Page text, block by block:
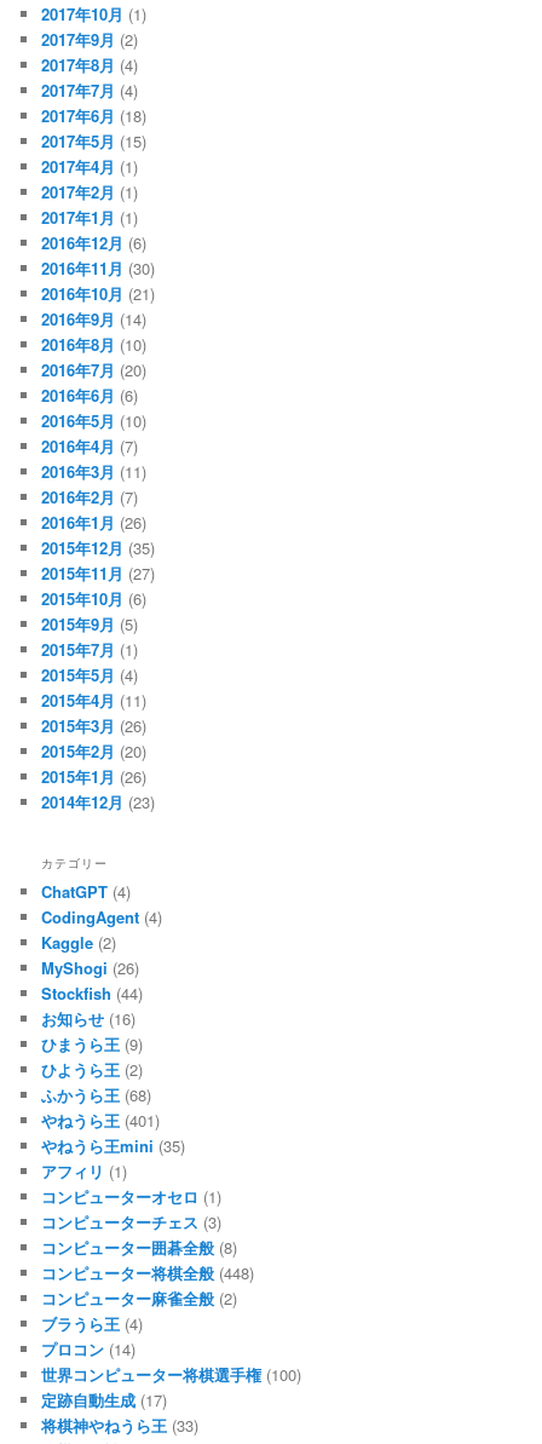
2017年10月 (1)
2017年9月 (2)
2017年8月 (4)
2017年7月 (4)
2017年6月 (18)
2017年5月 (15)
2017年4月 (1)
2017年2月 (1)
2017年1月 (1)
2016年12月 (6)
2016年11月 (30)
2016年10月 (21)
2016年9月 (14)
2016年8月 (10)
2016年7月 (20)
2016年6月 (6)
2016年5月 (10)
2016年4月 (7)
2016年3月 (11)
2016年2月 (7)
2016年1月 (26)
2015年12月 (35)
2015年11月 (27)
2015年10月 (6)
2015年9月 (5)
2015年7月 (1)
2015年5月 (4)
2015年4月 (11)
2015年3月 (26)
2015年2月 (20)
2015年1月 (26)
2014年12月 (23)
カテゴリー
ChatGPT (4)
CodingAgent (4)
Kaggle (2)
MyShogi (26)
Stockfish (44)
お知らせ (16)
ひまうら王 (9)
ひようら王 (2)
ふかうら王 (68)
やねうら王 (401)
やねうら王mini (35)
アフィリ (1)
コンピューターオセロ (1)
コンピューターチェス (3)
コンピューター囲碁全般 (8)
コンピューター将棋全般 (448)
コンピューター麻雀全般 (2)
ブラうら王 (4)
プロコン (14)
世界コンピューター将棋選手権(100)
定跡自動生成 (17)
将棋神やねうら王 (33)